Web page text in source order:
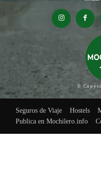
©
Seguros de Viaje Hostels
Publica en Mochilero.info